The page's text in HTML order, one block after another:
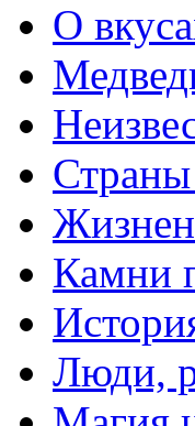
О
Страны
Камни
Люди,